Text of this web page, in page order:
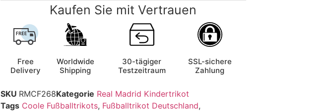
Kaufen Sie mit Vertrauen
Free
Delivery
Worldwide
Shipping
30-tägiger
Testzeitraum
SSL-sichere
Zahlung
SKU RMCF268Kategorie Real Madrid Kindertrikot
Tags Coole Fußballtrikots, Fußballtrikot Deutschland,